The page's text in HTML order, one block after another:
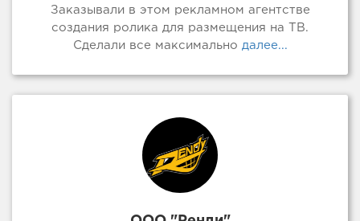
Заказывали в этом рекламном агентстве
создания ролика для размещения на ТВ.
Сделали все максимально далее...